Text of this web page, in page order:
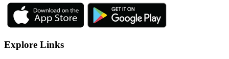
Explore Links